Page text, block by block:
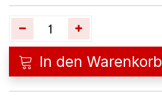
In den Warenkorb